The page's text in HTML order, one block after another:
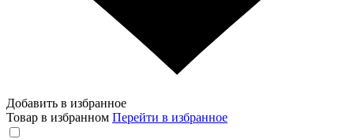
Добавить в избранное
Товар в избранном Перейти в избранное